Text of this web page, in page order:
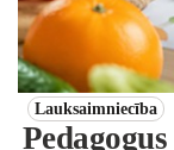
Lauksaimniecība